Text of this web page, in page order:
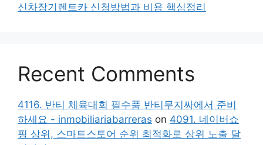
신차장기렌트카 신청방법과 비용 핵심정리
Recent Comments
4116. 반티 체육대회 필수품 반티무지싸에서 준비
하세요 - inmobiliariabarreras on 4091. 네이버쇼
핑 상위, 스마트스토어 순위 최적화로 상위 노출 달